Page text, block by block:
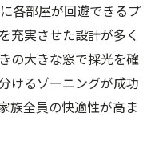
各部屋が回遊できるプ
充実させた設計が多く
の大きな窓で採光を確
けるゾーニングが成功
族全員の快適性が高ま